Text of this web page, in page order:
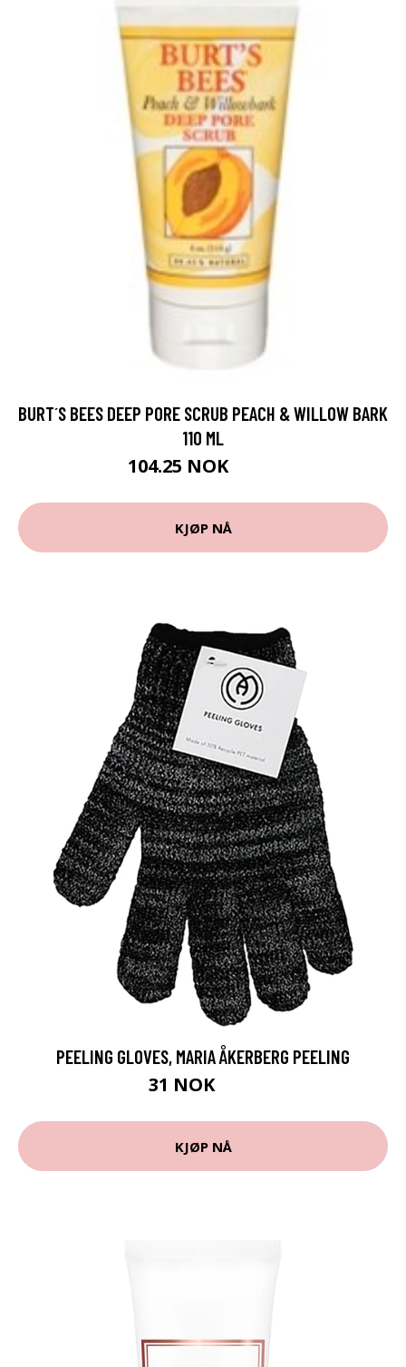
BURT´S BEES DEEP PORE SCRUB PEACH & WILLOW BARK
110 ML
104.25 NOK
KJØP NÅ
PEELING GLOVES, MARIA ÅKERBERG PEELING
31 NOK
KJØP NÅ